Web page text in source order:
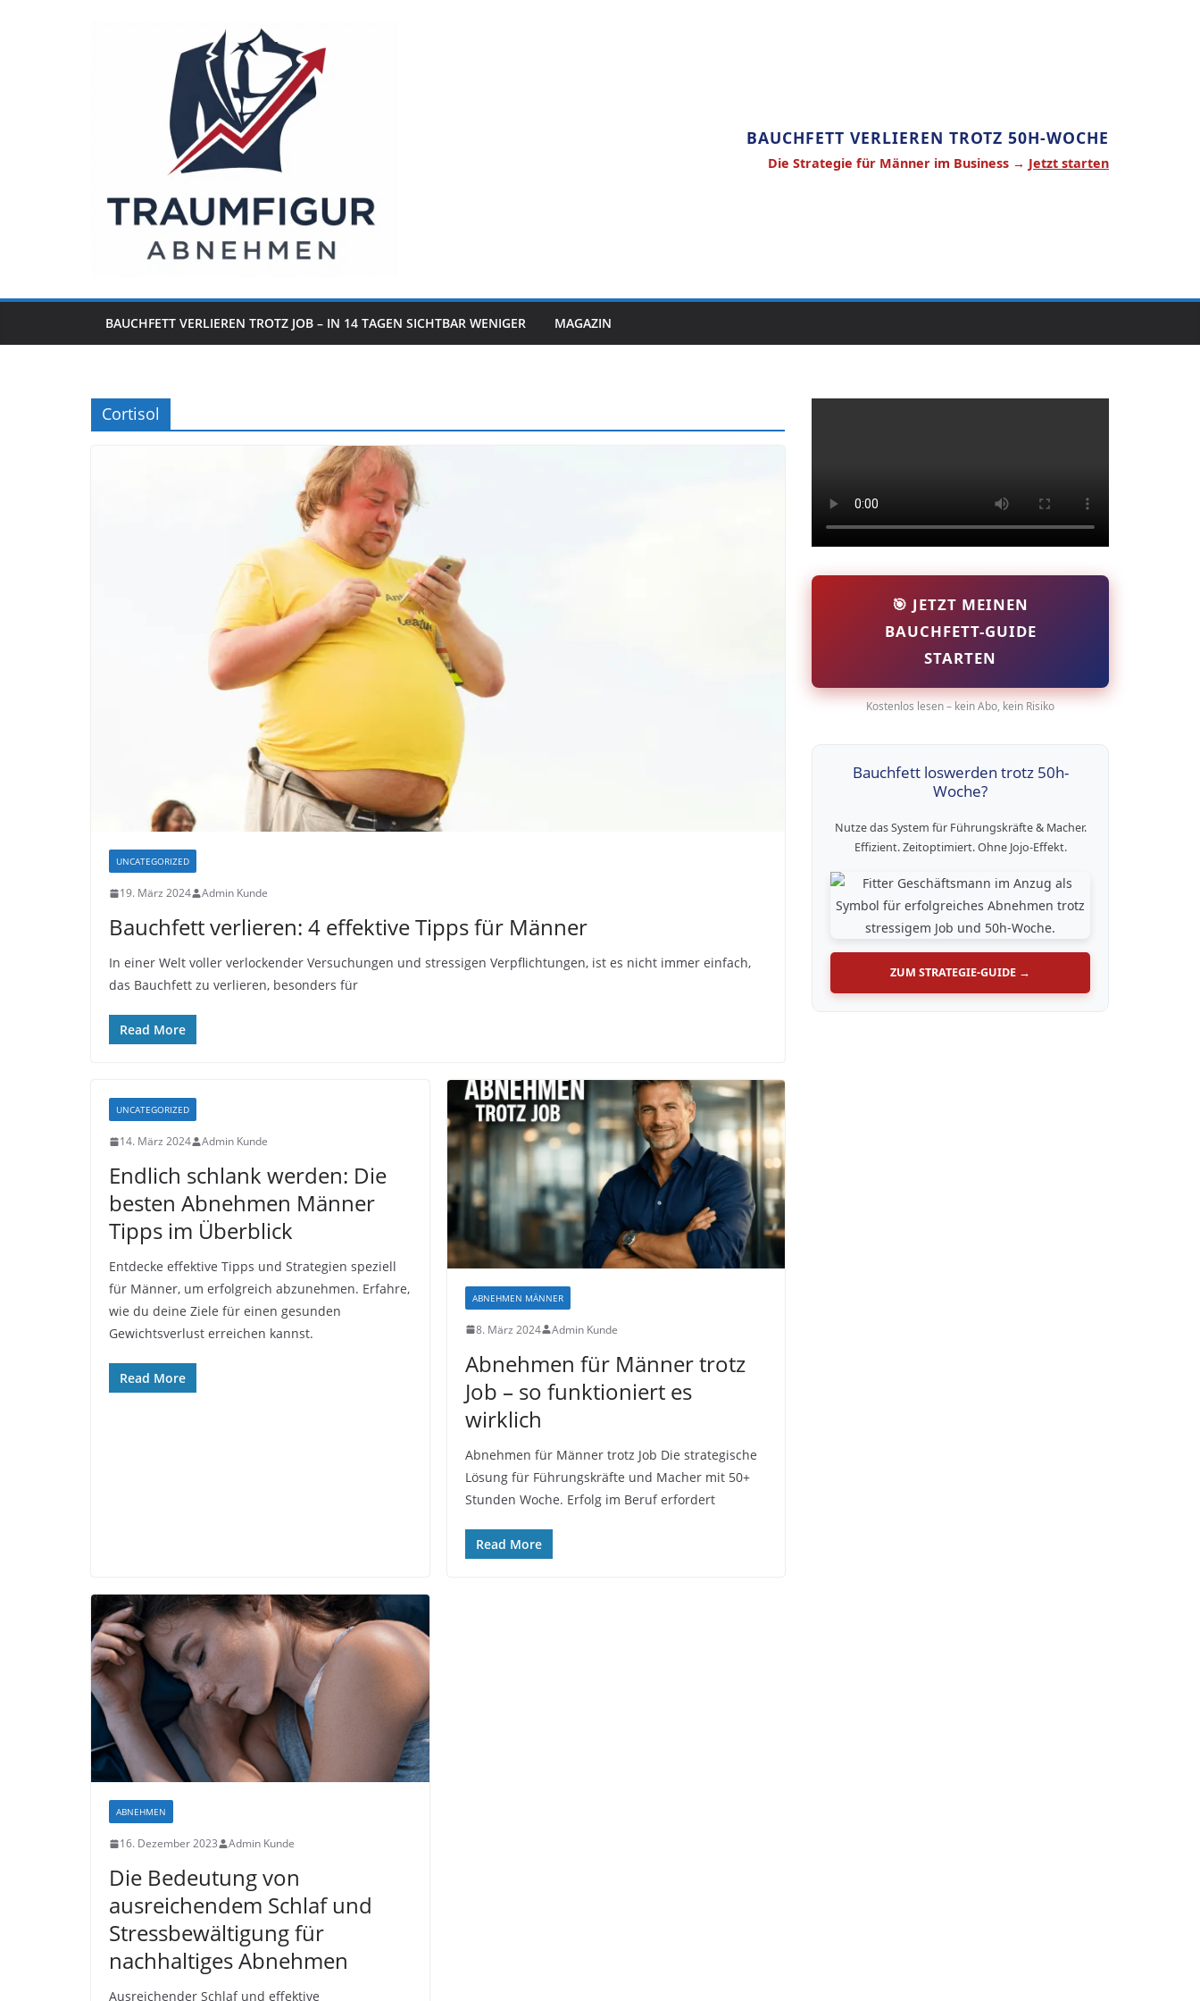
BAUCHFETT VERLIEREN TROTZ 50H-WOCHE
Die Strategie für Männer im Business → Jetzt starten
BAUCHFETT VERLIEREN TROTZ JOB – IN 14 TAGEN SICHTBAR WENIGER MAGAZIN
Cortisol
UNCATEGORIZED
19. März 2024 Admin Kunde
Bauchfett verlieren: 4 effektive Tipps für Männer
In einer Welt voller verlockender Versuchungen und stressigen Verpflichtungen, ist es nicht immer einfach,
das Bauchfett zu verlieren, besonders für
Read More
UNCATEGORIZED
14. März 2024 Admin Kunde
Endlich schlank werden: Die
besten Abnehmen Männer
Tipps im Überblick
Entdecke effektive Tipps und Strategien speziell
für Männer, um erfolgreich abzunehmen. Erfahre,
wie du deine Ziele für einen gesunden
Gewichtsverlust erreichen kannst.
Read More
ABNEHMEN MÄNNER
8. März 2024 Admin Kunde
Abnehmen für Männer trotz
Job – so funktioniert es
wirklich
Abnehmen für Männer trotz Job Die strategische
Lösung für Führungskräfte und Macher mit 50+
Stunden Woche. Erfolg im Beruf erfordert
Read More
ABNEHMEN
16. Dezember 2023 Admin Kunde
Die Bedeutung von
ausreichendem Schlaf und
Stressbewältigung für
nachhaltiges Abnehmen
Ausreichender Schlaf und effektive
🎯 JETZT MEINEN
BAUCHFETT-GUIDE
STARTEN
Kostenlos lesen – kein Abo, kein Risiko
Bauchfett loswerden trotz 50h-
Woche?
Nutze das System für Führungskräfte & Macher.
Effizient. Zeitoptimiert. Ohne Jojo-Effekt.
ZUM STRATEGIE-GUIDE →